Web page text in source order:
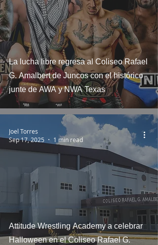
La lucha libre regresa al Coliseo Rafael
G. Amalbert de Juncos con el histórico
junte de AWA y NWA Texas
Attitude Wrestling Academy a celebrar
Halloween en el Coliseo Rafael G.
Joel Torres
Sep 17, 2025
1 min read